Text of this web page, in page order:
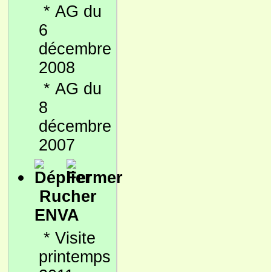
* AG du
6
décembre
2008
* AG du
8
décembre
2007
Rucher
ENVA
* Visite
printemps